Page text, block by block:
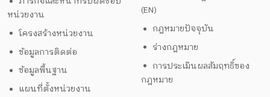
หน่วยงาน
โครงสร้างหน่วยงาน
ข้อมูลการติดต่อ
ข้อมูลพื้นฐาน
แผนที่ตั้งหน่วยงาน
(EN)
กฎหมายปัจจุบัน
ร่างกฎหมาย
การประเมินผลสัมฤทธิ์ของ
กฎหมาย